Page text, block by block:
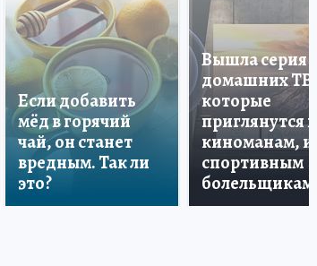
Если добавить
мёд в горячий
чай, он станет
вредным. Так ли
это?
Вышла серия
домашних ТВ,
которые
приглянутся и
киноманам, и
спортивным
болельщикам